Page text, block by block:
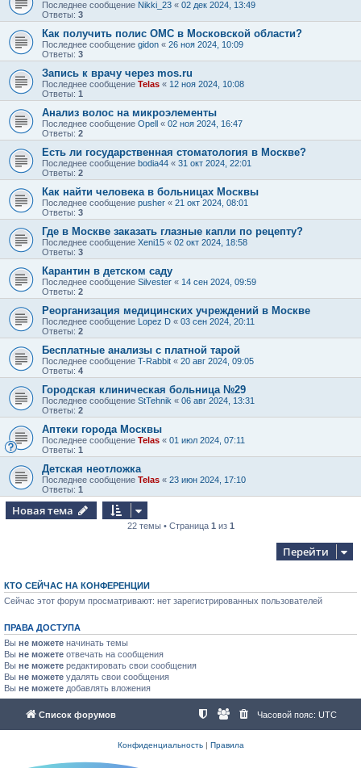
Последнее сообщение Nikki_23 « 02 дек 2024, 13:49
Ответы: 3
Как получить полис ОМС в Московской области?
Последнее сообщение gidon « 26 ноя 2024, 10:09
Ответы: 3
Запись к врачу через mos.ru
Последнее сообщение Telas « 12 ноя 2024, 10:08
Ответы: 1
Анализ волос на микроэлементы
Последнее сообщение Opell « 02 ноя 2024, 16:47
Ответы: 2
Есть ли государственная стоматология в Москве?
Последнее сообщение bodia44 « 31 окт 2024, 22:01
Ответы: 2
Как найти человека в больницах Москвы
Последнее сообщение pusher « 21 окт 2024, 08:01
Ответы: 3
Где в Москве заказать глазные капли по рецепту?
Последнее сообщение Xeni15 « 02 окт 2024, 18:58
Ответы: 3
Карантин в детском саду
Последнее сообщение Silvester « 14 сен 2024, 09:59
Ответы: 2
Реорганизация медицинских учреждений в Москве
Последнее сообщение Lopez D « 03 сен 2024, 20:11
Ответы: 2
Бесплатные анализы с платной тарой
Последнее сообщение T-Rabbit « 20 авг 2024, 09:05
Ответы: 4
Городская клиническая больница №29
Последнее сообщение StTehnik « 06 авг 2024, 13:31
Ответы: 2
Аптеки города Москвы
Последнее сообщение Telas « 01 июл 2024, 07:11
Ответы: 1
Детская неотложка
Последнее сообщение Telas « 23 июн 2024, 17:10
Ответы: 1
Новая тема
22 темы • Страница 1 из 1
Перейти
КТО СЕЙЧАС НА КОНФЕРЕНЦИИ
Сейчас этот форум просматривают: нет зарегистрированных пользователей
ПРАВА ДОСТУПА
Вы не можете начинать темы
Вы не можете отвечать на сообщения
Вы не можете редактировать свои сообщения
Вы не можете удалять свои сообщения
Вы не можете добавлять вложения
Список форумов Часовой пояс: UTC
Конфиденциальность| Правила